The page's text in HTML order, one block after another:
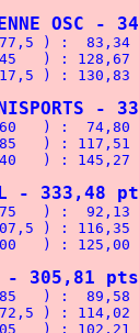
OSC -
) :  83,34
) : 128,67
) : 130,83
-
) :  74,80
) : 117,51
) : 145,27
- 333,48
) :  92,13
) : 116,35
) : 125,00
- 305,81 pts
) :  89,58
) : 114,02
) : 102,21